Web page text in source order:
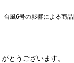
台風6号の影響による商
とうございます。